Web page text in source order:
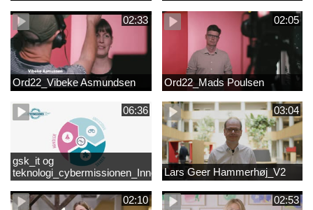
02:33
Ord22_Vibeke Asmundsen
02:05
Ord22_Mads Poulsen
06:36
gsk_it og
teknologi_cybermissionen_Innovationscirklen
03:04
Lars Geer Hammerhøj_V2
02:10 02:53